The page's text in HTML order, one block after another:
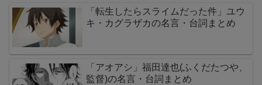
「転生したらスライムだった件」ユウ
キ・カグラザカの名言・台詞まとめ
「アオアシ」福田達也(ふくだたつや、
監督)の名言・台詞まとめ